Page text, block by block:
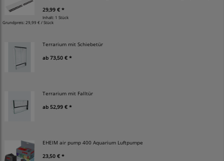
29,99 € *
Inhalt: 1 Stück
Grundpreis:29,99 € / Stück
Terrarium mit Schiebetür
ab 73,50 € *
Terrarium mit Falltür
ab 52,99 € *
EHEIM air pump 400 Aquarium Luftpumpe
23,50 € *